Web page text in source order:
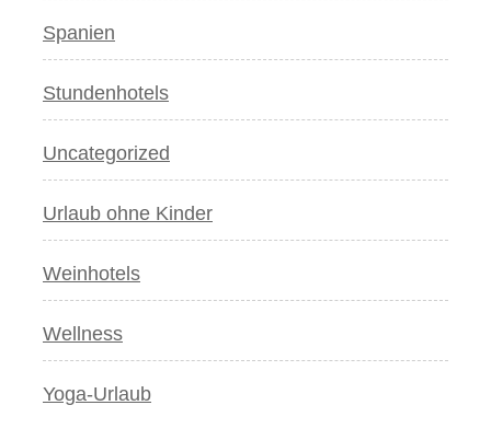
Spanien
Stundenhotels
Uncategorized
Urlaub ohne Kinder
Weinhotels
Wellness
Yoga-Urlaub